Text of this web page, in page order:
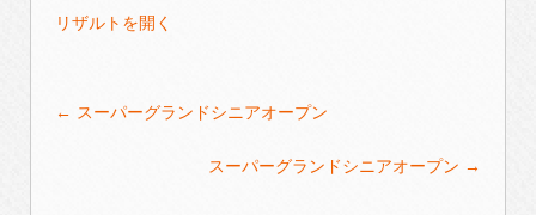
リザルトを開く
navigation
← スーパーグランドシニアオープン
スーパーグランドシニアオープン →